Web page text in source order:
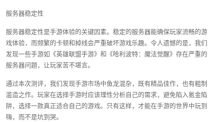
服务器稳定性
服务器稳定性是手游体验的关键因素。稳定的服务器能确保玩家流畅的游
戏体验，而频繁的卡顿和掉线会严重破坏游戏乐趣。令人遗憾的是，我们
发现一些手游如《英雄联盟手游》和《哈利波特：魔法觉醒》存在严重的
服务器问题，让玩家苦不堪言。
通过本次测评，我们发现手游市场中鱼龙混杂，既有精品佳作，也有粗制
滥造之作。玩家在选择手游时应该理性分析自己的需求，避免陷入氪金陷
阱，选择一款真正适合自己的游戏。只有这样，才能在手游的世界中玩到
嗨，而不是坑到哭。